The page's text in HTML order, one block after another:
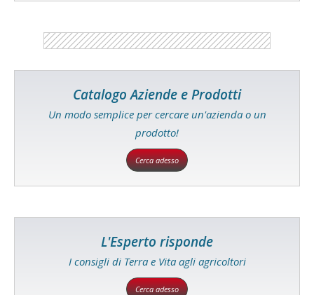
Catalogo Aziende e Prodotti
Un modo semplice per cercare un'azienda o un
prodotto!
Cerca adesso
L'Esperto risponde
I consigli di Terra e Vita agli agricoltori
Cerca adesso